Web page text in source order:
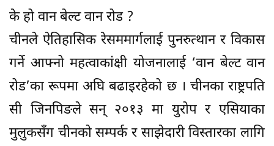
के हो वान बेल्ट वान रोड ?
चीनले ऐतिहासिक रेसममार्गलाई पुनरुत्थान र विकास
गर्ने आफ्नो महत्वाकांक्षी योजनालाई ‘वान बेल्ट वान
रोड’का रूपमा अघि बढाइरहेको छ । चीनका राष्ट्रपति
सी जिनपिङले सन् २०१३ मा युरोप र एसियाका
मुलुकसँग चीनको सम्पर्क र साझेदारी विस्तारका लागि